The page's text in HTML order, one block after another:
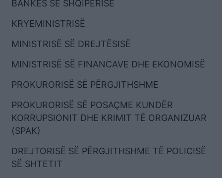
BANKËS SË SHQIPËRISË
KRYEMINISTRISË
MINISTRISË SË DREJTËSISË
MINISTRISË SË FINANCAVE DHE EKONOMISË
PROKURORISË SË PËRGJITHSHME
PROKURORISË SË POSAÇME KUNDËR
KORRUPSIONIT DHE KRIMIT TË ORGANIZUAR
(SPAK)
DREJTORISË SË PËRGJITHSHME TË POLICISË
SË SHTETIT